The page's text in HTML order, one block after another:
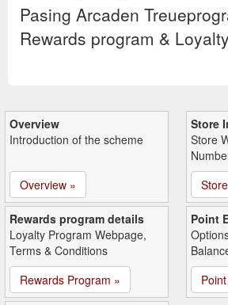
Pasing Arcaden
Rewards program &
Overview
Introduction of the scheme
Overview »
Store
Store
Rewards program details
Loyalty Program Webpage,
Terms & Conditions
Rewards Program »
Point